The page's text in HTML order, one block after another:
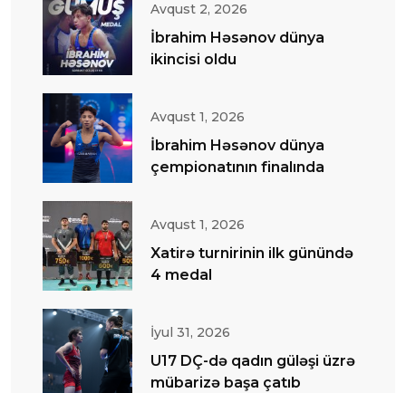
Avqust 2, 2026
İbrahim Həsənov dünya
ikincisi oldu
Avqust 1, 2026
İbrahim Həsənov dünya
çempionatının finalında
Avqust 1, 2026
Xatirə turnirinin ilk günündə
4 medal
İyul 31, 2026
U17 DÇ-də qadın güləşi üzrə
mübarizə başa çatıb